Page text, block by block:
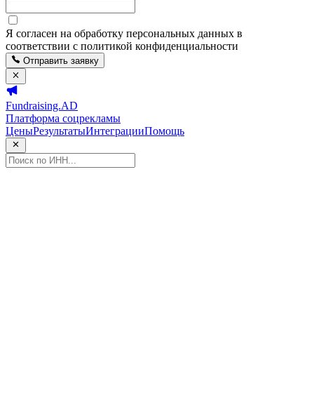
Я согласен на обработку персональных данных в
соответствии с политикой конфиденциальности
Отправить заявку
Fundraising.AD
Платформа соцрекламы
ЦеныРезультатыИнтеграцииПомощь